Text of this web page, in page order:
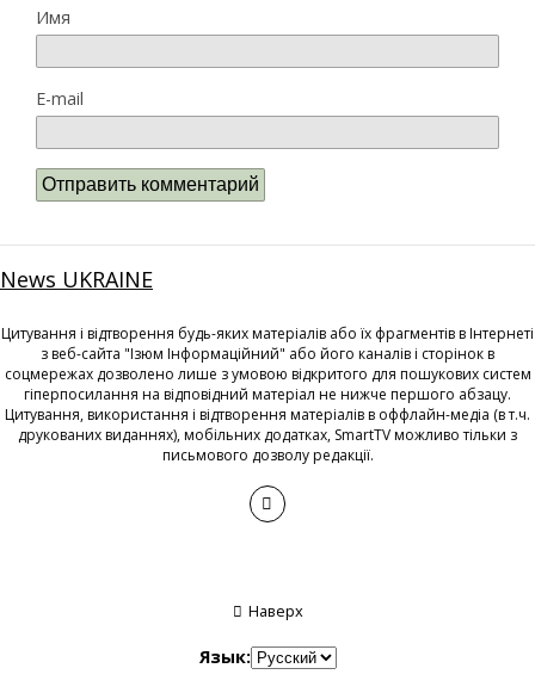
Имя
E-mail
News UKRAINE
Цитування і відтворення будь-яких матеріалів або їх фрагментів в Інтернеті
з веб-сайта "Ізюм Інформаційний" або його каналів і сторінок в
соцмережах дозволено лише з умовою відкритого для пошукових систем
гіперпосилання на відповідний матеріал не нижче першого абзацу.
Цитування, використання і відтворення матеріалів в оффлайн-медіа (в т.ч.
друкованих виданнях), мобільних додатках, SmartTV можливо тільки з
письмового дозволу редакції.
Наверх
Язык: